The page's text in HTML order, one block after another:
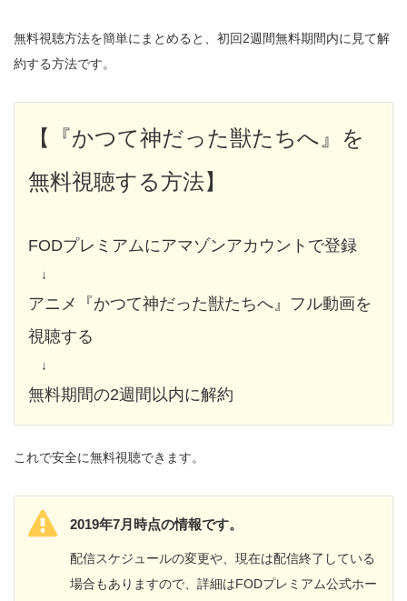
無料視聴方法を簡単にまとめると、初回2週間無料期間内に見て解
約する方法です。
【『かつて神だった獣たちへ』を
無料視聴する方法】
FODプレミアムにアマゾンアカウントで登録
↓
アニメ『かつて神だった獣たちへ』フル動画を
視聴する
↓
無料期間の2週間以内に解約
これで安全に無料視聴できます。
2019年7月時点の情報です。
配信スケジュールの変更や、現在は配信終了している
場合もありますので、詳細はFODプレミアム公式ホー